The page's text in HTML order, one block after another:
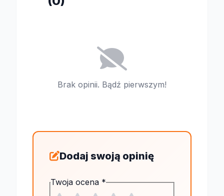
Brak opinii. Bądź pierwszym!
Dodaj swoją opinię
Twoja ocena *